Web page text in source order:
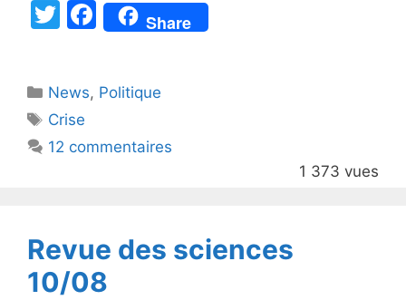
T
er
F
a
e
o
Share
Catégories
News, Politique
Étiquettes
Crise
12 commentaires
1 373 vues
Revue des sciences
10/08